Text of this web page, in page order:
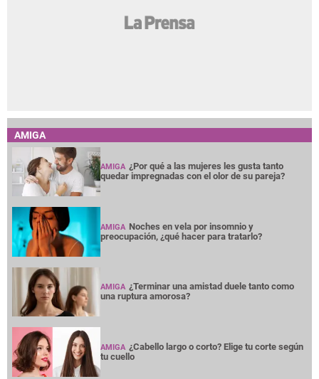
AMIGA
AMIGA ¿Por qué a las mujeres les gusta tanto
quedar impregnadas con el olor de su pareja?
AMIGA Noches en vela por insomnio y
preocupación, ¿qué hacer para tratarlo?
AMIGA ¿Terminar una amistad duele tanto como
una ruptura amorosa?
AMIGA ¿Cabello largo o corto? Elige tu corte según
tu cuello